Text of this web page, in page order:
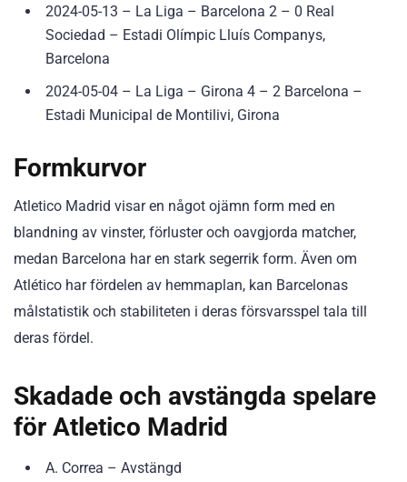
2024-05-13 – La Liga – Barcelona 2 – 0 Real
Sociedad – Estadi Olímpic Lluís Companys,
Barcelona
2024-05-04 – La Liga – Girona 4 – 2 Barcelona –
Estadi Municipal de Montilivi, Girona
Formkurvor
Atletico Madrid visar en något ojämn form med en
blandning av vinster, förluster och oavgjorda matcher,
medan Barcelona har en stark segerrik form. Även om
Atlético har fördelen av hemmaplan, kan Barcelonas
målstatistik och stabiliteten i deras försvarsspel tala till
deras fördel.
Skadade och avstängda spelare
för Atletico Madrid
A. Correa – Avstängd